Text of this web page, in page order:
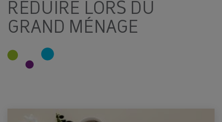
RÉDUIRE LORS DU
GRAND MÉNAGE